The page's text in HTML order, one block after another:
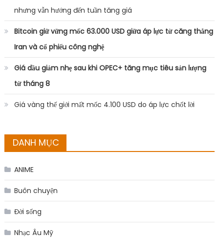
nhưng vẫn hướng đến tuần tăng giá
Bitcoin giữ vững mốc 63.000 USD giữa áp lực từ căng thẳng
Iran và cổ phiếu công nghệ
Giá dầu giảm nhẹ sau khi OPEC+ tăng mục tiêu sản lượng
từ tháng 8
Giá vàng thế giới mất mốc 4.100 USD do áp lực chốt lời
DANH MỤC
ANIME
Buôn chuyện
Đời sống
Nhạc Âu Mỹ